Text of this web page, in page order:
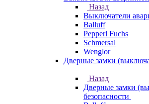
Назад
Выключатели
Balluff
Pepperl Fuchs
Schmersal
Wenglor
Дверные замки
Назад
Дверные замки
безопасности